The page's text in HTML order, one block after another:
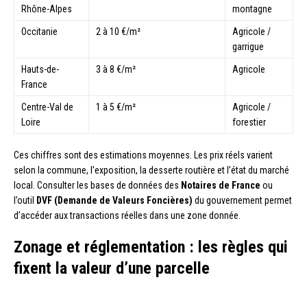
Rhône-Alpes
montagne
Occitanie 2 à 10 €/m²
Agricole /
garrigue
Hauts-de-
France
3 à 8 €/m² Agricole
Centre-Val de
Loire
1 à 5 €/m²
Agricole /
forestier
Ces chiffres sont des estimations moyennes. Les prix réels varient
selon la commune, l’exposition, la desserte routière et l’état du marché
local. Consulter les bases de données des Notaires de France ou
l’outil DVF (Demande de Valeurs Foncières) du gouvernement permet
d’accéder aux transactions réelles dans une zone donnée.
Zonage et réglementation : les règles qui
fixent la valeur d’une parcelle